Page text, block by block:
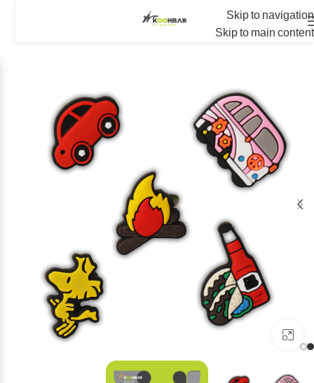
Skip to navigation
Skip to main content
برای بزرگنمایی کلیک کنید